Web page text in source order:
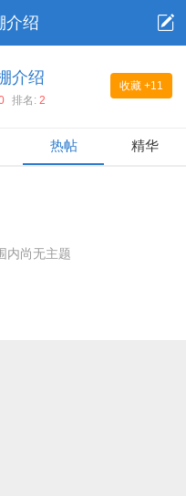
介绍
收藏 +11
介绍
排名: 2
热帖 精华
内尚无主题